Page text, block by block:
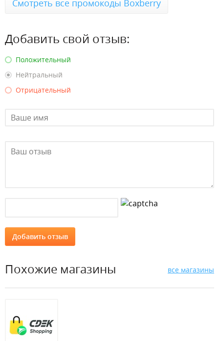
Смотреть все промокоды Boxberry
Добавить свой отзыв:
Положительный
Нейтральный
Отрицательный
Похожие магазины все магазины